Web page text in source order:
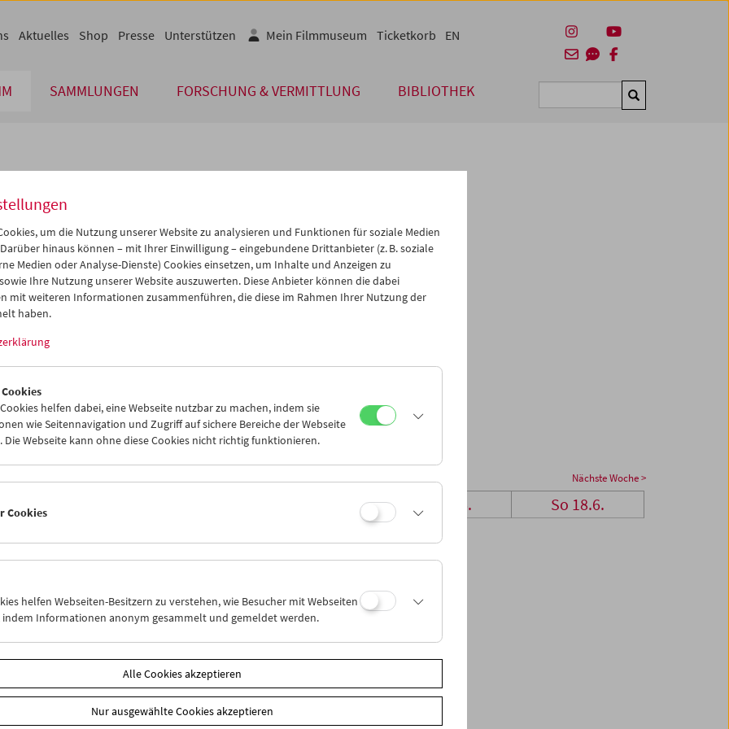
SAMMLUNGEN FORSCHUNG & VERMITTLUNG BIBLIOTHEK Suchen
Aktuelles Shop Presse Unterstützen Mein Filmmuseum Ticketkorb EN
Jun 2006 >>
Mi Do Fr Sa So
31 01 02 03
04
07 08 09 10
11
14 15
21 22
05
iCalender
Programmheft-PDF
English language or subtitles
Nächste Woche >
Mi 14.6. Sa 17.6. So 18.6.
um die Nutzung unserer Website zu analysieren und Funktionen für soziale Medien
hinaus können – mit Ihrer Einwilligung – eingebundene Drittanbieter (z. B. soziale
Medien oder Analyse-Dienste) Cookies einsetzen, um Inhalte und Anzeigen zu
Ihre Nutzung unserer Website auszuwerten. Diese Anbieter können die dabei
mit weiteren Informationen zusammenführen, die diese im Rahmen Ihrer Nutzung der
haben.
helfen dabei, eine Webseite nutzbar zu machen, indem sie
wie Seitennavigation und Zugriff auf sichere Bereiche der Webseite
Die Webseite kann ohne diese Cookies nicht richtig funktionieren.
Cookies
helfen Webseiten-Besitzern zu verstehen, wie Besucher mit Webseiten
indem Informationen anonym gesammelt und gemeldet werden.
Alle Cookies akzeptieren
Nur ausgewählte Cookies akzeptieren